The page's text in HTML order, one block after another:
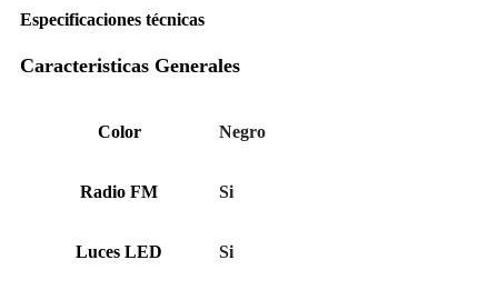
Especificaciones técnicas
Caracteristicas Generales
Color Negro
Radio FM Si
Luces LED Si